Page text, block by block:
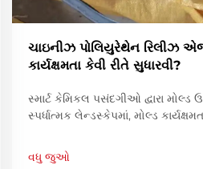
ચાઇનીઝ પોલિયુરેથેન રિલીઝ
કાર્યક્ષમતા કેવી રીતે સુધારવી?
સ્માર્ટ કેમિકલ પસંદગીઓ દ્વારા મોલ્ડ
સ્પર્ધાત્મક લેન્ડસ્કેપમાં, મોલ્ડ
ઑપ્ટિમાઇઝ કરવાથી ચક્ર સમયને
વધુ જુઓ